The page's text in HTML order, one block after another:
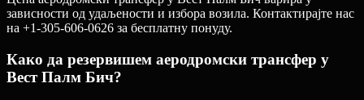
зависности од удаљености и избора возила. Контактирајте нас
на +1-305-606-0626 за бесплатну понуду.
Како да резервишем аеродромски трансфер у
Вест Палм Бич?